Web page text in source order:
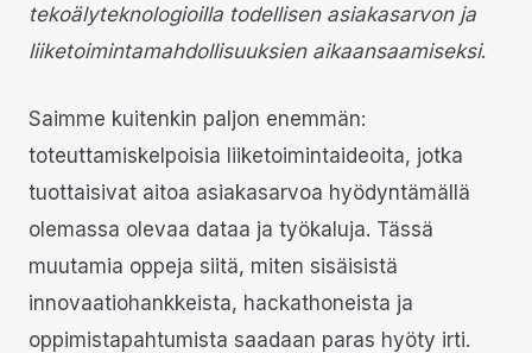
tekoälyteknologioilla todellisen asiakasarvon ja
liiketoimintamahdollisuuksien aikaansaamiseksi.
Saimme kuitenkin paljon enemmän:
toteuttamiskelpoisia liiketoimintaideoita, jotka
tuottaisivat aitoa asiakasarvoa hyödyntämällä
olemassa olevaa dataa ja työkaluja. Tässä
muutamia oppeja siitä, miten sisäisistä
innovaatiohankkeista, hackathoneista ja
oppimistapahtumista saadaan paras hyöty irti.